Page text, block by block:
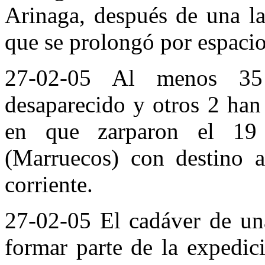
Arinaga, después de una
que se prolongó por
27-02-05 Al menos
desaparecido y otros 2
en que zarparon el 19
(Marruecos) con destino
corriente.
27-02-05 El cadáver de
formar parte de la